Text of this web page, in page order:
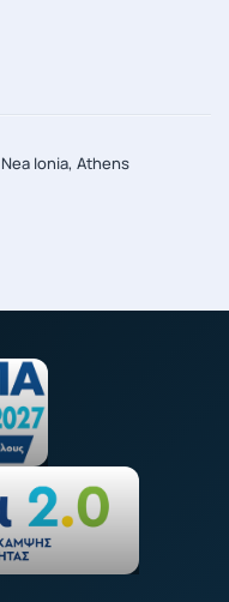
Ionia, Athens